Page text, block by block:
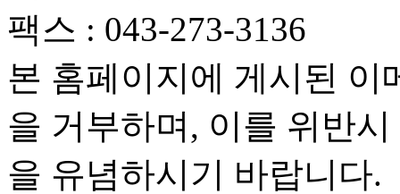
팩스 : 043-273-3136
본 홈페이지에 게시된 이
을 거부하며, 이를 위반
을 유념하시기 바랍니다.